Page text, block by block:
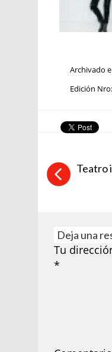
Archivado
Edición Nro:
Teatro
Deja una
Tu
*